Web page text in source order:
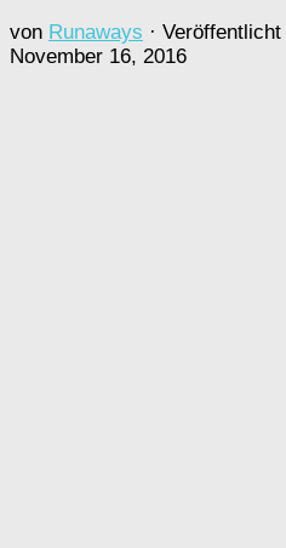
von Runaways · Veröffentlicht
November 16, 2016